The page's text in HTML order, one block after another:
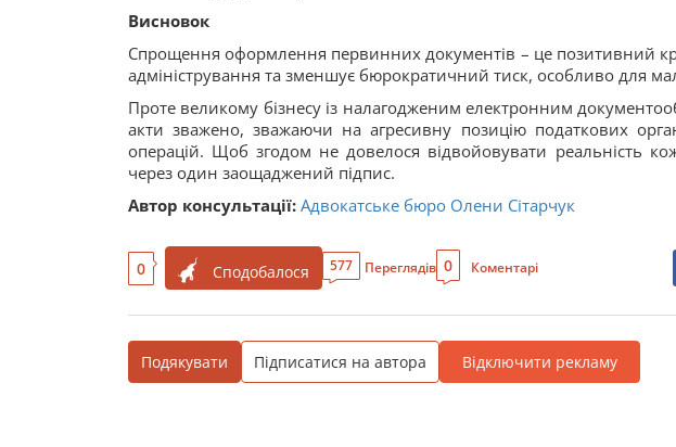
Висновок
Спрощення оформлення первинних документів – це позитивний
адміністрування та зменшує бюрократичний тиск, особливо для
Проте великому бізнесу із налагодженим електронним
акти зважено, зважаючи на агресивну позицію податкових
операцій. Щоб згодом не довелося відвойовувати реальність
через один заощаджений підпис.
Автор консультації: Адвокатське бюро Олени Сітарчук
0 Сподобалося 577 Переглядів 0 Коментарі
Подякувати Підписатися на автора Відключити рекламу